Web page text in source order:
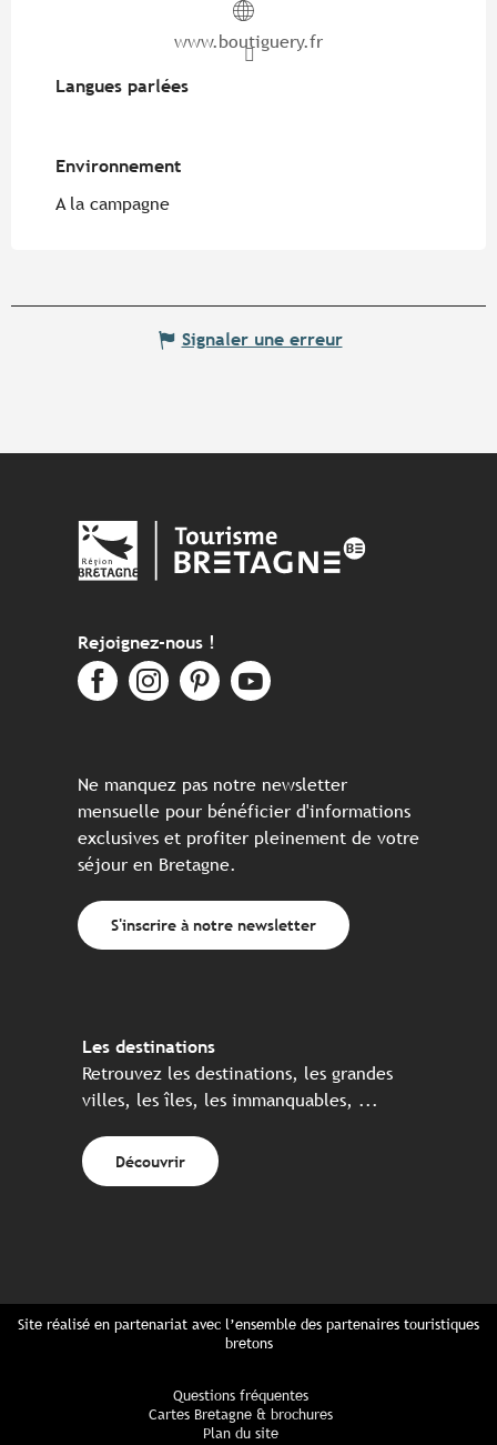
www.boutiguery.fr
Langues parlées
Langues parlées
Environnement
Environnement
A la campagne
Signaler une erreur
Rejoignez-nous !
Ne manquez pas notre newsletter
mensuelle pour bénéficier d'informations
exclusives et profiter pleinement de votre
séjour en Bretagne.
S'inscrire à notre newsletter
Les destinations
Retrouvez les destinations, les grandes
villes, les îles, les immanquables, ...
Découvrir
Site réalisé en partenariat avec l’ensemble des partenaires touristiques
bretons
Questions fréquentes
Cartes Bretagne & brochures
Plan du site